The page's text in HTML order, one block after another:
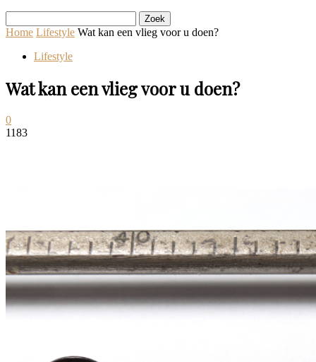
Home Lifestyle Wat kan een vlieg voor u doen?
Lifestyle
Wat kan een vlieg voor u doen?
0
1183